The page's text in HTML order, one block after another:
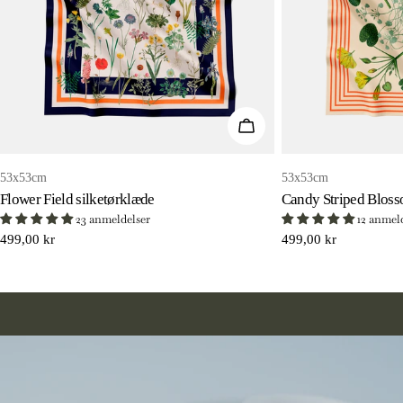
TILFØJ TIL KURV
53x53cm
Flower Field silketørklæde
23 anmeldelser
Normal
499,00 kr
53x53cm
Candy Striped
12
Normal
499,00 kr